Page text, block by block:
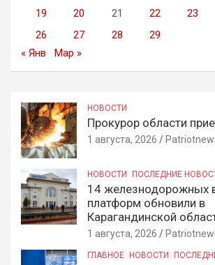
19
20 21 22 23
26
27 28
29
« Янв
Мар »
НОВОСТИ
Прокурор области
1 августа, 2026
НОВОСТИ ПОСЛЕДНИЕ
14 железнодорожных
платформ обновили в
Карагандинской
1 августа, 2026
ГЛАВНОЕ НОВОСТИ